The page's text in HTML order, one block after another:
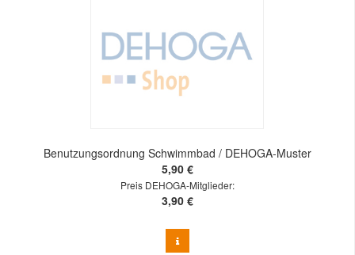
Benutzungsordnung Schwimmbad / DEHOGA-Muster
5,90 €
Preis DEHOGA-Mitglieder:
3,90 €